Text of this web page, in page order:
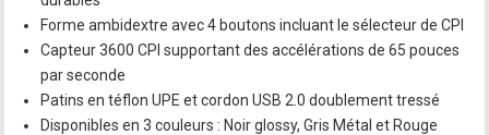
Forme ambidextre avec 4 boutons incluant le sélecteur de CPI
Capteur 3600 CPI supportant des accélérations de 65 pouces
par seconde
Patins en téflon UPE et cordon USB 2.0 doublement tressé
Disponibles en 3 couleurs : Noir glossy, Gris Métal et Rouge